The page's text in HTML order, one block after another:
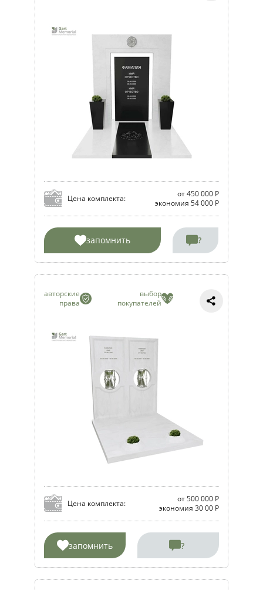
Цена комплекта:
от 450 000 Р
экономия 54 000 Р
запомнить ?
авторские
права
выбор
покупателей
Цена комплекта:
от 500 000 Р
экономия 30 00 Р
запомнить ?